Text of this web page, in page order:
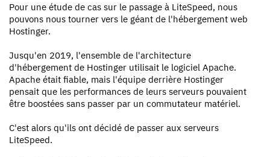
Pour une étude de cas sur le passage à LiteSpeed, nous
pouvons nous tourner vers le géant de l'hébergement web
Hostinger.
Jusqu'en 2019, l'ensemble de l'architecture
d'hébergement de Hostinger utilisait le logiciel Apache.
Apache était fiable, mais l'équipe derrière Hostinger
pensait que les performances de leurs serveurs pouvaient
être boostées sans passer par un commutateur matériel.
C'est alors qu'ils ont décidé de passer aux serveurs
LiteSpeed.